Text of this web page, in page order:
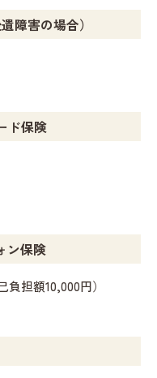
障害の場合）
ド保険
ン保険
担額10,000円）